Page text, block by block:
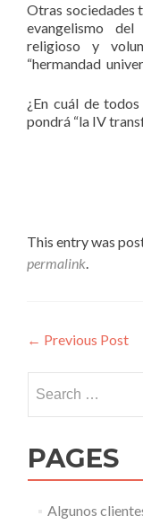
Otras sociedades
evangelismo
religioso y
“hermandad
¿En cuál de
pondrá “la IV
This entry was
permalink.
Post
← Previous Post
PAGES
Algunos